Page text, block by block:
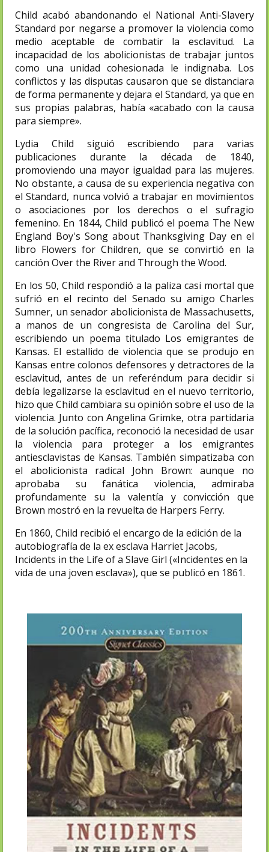
Child acabó abandonando el National Anti-Slavery
Standard por negarse a promover la violencia como
medio aceptable de combatir la esclavitud. La
incapacidad de los abolicionistas de trabajar juntos
como una unidad cohesionada le indignaba. Los
conflictos y las disputas causaron que se distanciara
de forma permanente y dejara el Standard, ya que en
sus propias palabras, había «acabado con la causa
para siempre».
Lydia Child siguió escribiendo para varias
publicaciones durante la década de 1840,
promoviendo una mayor igualdad para las mujeres.
No obstante, a causa de su experiencia negativa con
el Standard, nunca volvió a trabajar en movimientos
o asociaciones por los derechos o el sufragio
femenino. En 1844, Child publicó el poema The New
England Boy's Song about Thanksgiving Day en el
libro Flowers for Children, que se convirtió en la
canción Over the River and Through the Wood.
En los 50, Child respondió a la paliza casi mortal que
sufrió en el recinto del Senado su amigo Charles
Sumner, un senador abolicionista de Massachusetts,
a manos de un congresista de Carolina del Sur,
escribiendo un poema titulado Los emigrantes de
Kansas. El estallido de violencia que se produjo en
Kansas entre colonos defensores y detractores de la
esclavitud, antes de un referéndum para decidir si
debía legalizarse la esclavitud en el nuevo territorio,
hizo que Child cambiara su opinión sobre el uso de la
violencia. Junto con Angelina Grimke, otra partidaria
de la solución pacífica, reconoció la necesidad de usar
la violencia para proteger a los emigrantes
antiesclavistas de Kansas. También simpatizaba con
el abolicionista radical John Brown: aunque no
aprobaba su fanática violencia, admiraba
profundamente su la valentía y convicción que
Brown mostró en la revuelta de Harpers Ferry.
En 1860, Child recibió el encargo de la edición de la
autobiografía de la ex esclava Harriet Jacobs,
Incidents in the Life of a Slave Girl («Incidentes en la
vida de una joven esclava»), que se publicó en 1861.